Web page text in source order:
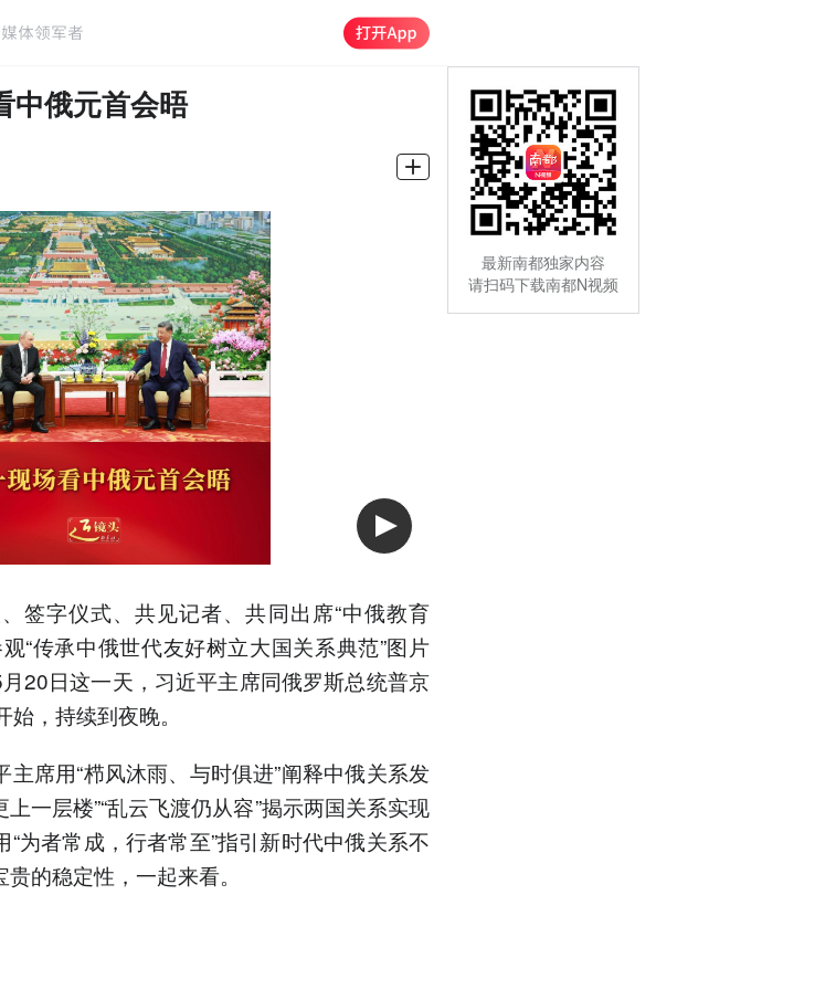
中俄元首会晤
签字仪式、共见记者、共同出席“中俄教育
“传承中俄世代友好树立大国关系典范”图片
20日这一天，习近平主席同俄罗斯总统普京
，持续到夜晚。
席用“栉风沐雨、与时俱进”阐释中俄关系发
上一层楼”“乱云飞渡仍从容”揭示两国关系实现
为者常成，行者常至”指引新时代中俄关系不
的稳定性，一起来看。
最新南都独家内容
请扫码下载南都N视频